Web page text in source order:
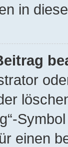
in
einen